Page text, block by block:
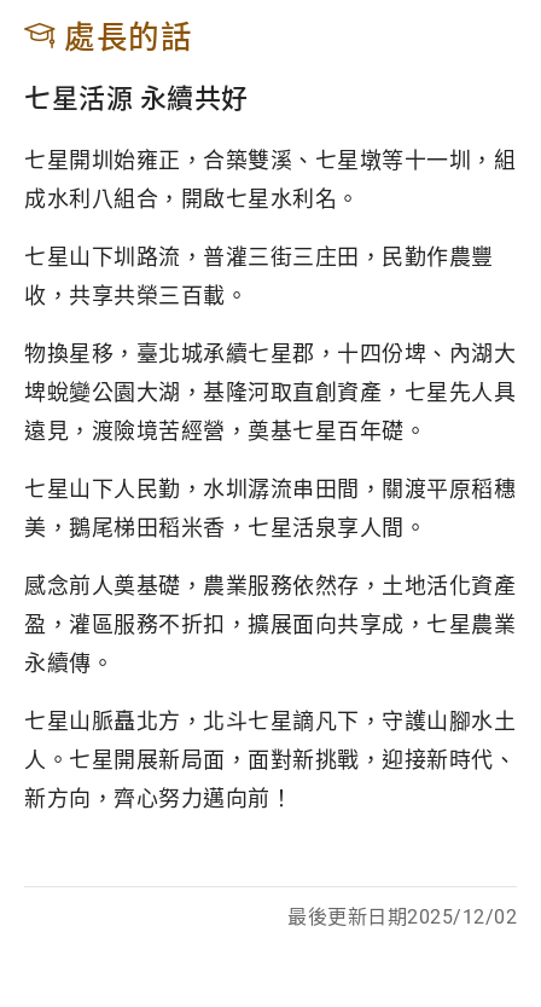
處長的話
七星活源 永續共好
七星開圳始雍正，合築雙溪、七星墩等十一圳，組
成水利八組合，開啟七星水利名。
七星山下圳路流，普灌三街三庄田，民勤作農豐
收，共享共榮三百載。
物換星移，臺北城承續七星郡，十四份埤、內湖大
埤蛻變公園大湖，基隆河取直創資產，七星先人具
遠見，渡險境苦經營，奠基七星百年礎。
七星山下人民勤，水圳潺流串田間，關渡平原稻穗
美，鵝尾梯田稻米香，七星活泉享人間。
感念前人奠基礎，農業服務依然存，土地活化資產
盈，灌區服務不折扣，擴展面向共享成，七星農業
永續傳。
七星山脈矗北方，北斗七星謫凡下，守護山腳水土
人。七星開展新局面，面對新挑戰，迎接新時代、
新方向，齊心努力邁向前！
最後更新日期2025/12/02